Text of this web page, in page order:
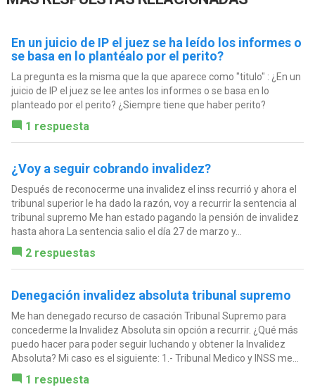
En un juicio de IP el juez se ha leído los informes o
se basa en lo plantéalo por el perito?
La pregunta es la misma que la que aparece como "titulo" : ¿En un
juicio de IP el juez se lee antes los informes o se basa en lo
planteado por el perito? ¿Siempre tiene que haber perito?
1 respuesta
¿Voy a seguir cobrando invalidez?
Después de reconocerme una invalidez el inss recurrió y ahora el
tribunal superior le ha dado la razón, voy a recurrir la sentencia al
tribunal supremo Me han estado pagando la pensión de invalidez
hasta ahora La sentencia salio el día 27 de marzo y...
2 respuestas
Denegación invalidez absoluta tribunal supremo
Me han denegado recurso de casación Tribunal Supremo para
concederme la Invalidez Absoluta sin opción a recurrir. ¿Qué más
puedo hacer para poder seguir luchando y obtener la Invalidez
Absoluta? Mi caso es el siguiente: 1.- Tribunal Medico y INSS me...
1 respuesta